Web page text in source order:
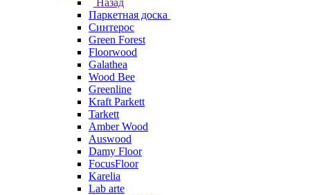
Назад
Паркетная доска
Синтерос
Green Forest
Floorwood
Galathea
Wood Bee
Greenline
Kraft Parkett
Tarkett
Amber Wood
Auswood
Damy Floor
FocusFloor
Karelia
Lab arte